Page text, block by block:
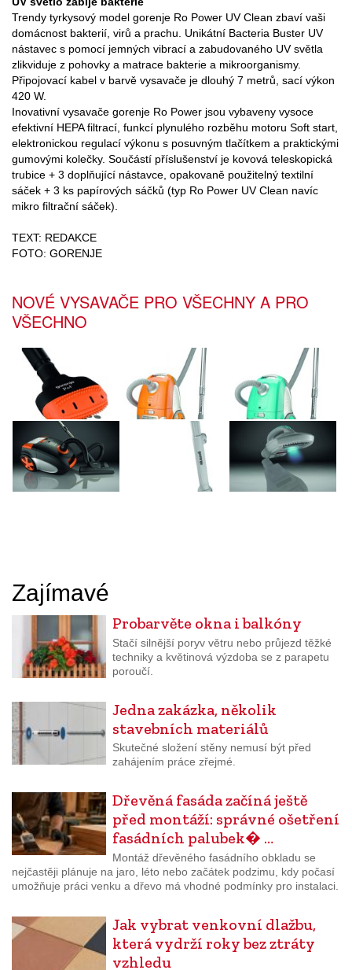
Trendy tyrkysový model gorenje Ro Power UV Clean zbaví vaši
domácnost bakterií, virů a prachu. Unikátní Bacteria Buster UV
nástavec s pomocí jemných vibrací a zabudovaného UV světla
zlikviduje z pohovky a matrace bakterie a mikroorganismy.
Připojovací kabel v barvě vysavače je dlouhý 7 metrů, sací výkon
420 W.
Inovativní vysavače gorenje Ro Power jsou vybaveny vysoce
efektivní HEPA filtrací, funkcí plynulého rozběhu motoru Soft start,
elektronickou regulací výkonu s posuvným tlačítkem a praktickými
gumovými kolečky. Součástí příslušenství je kovová teleskopická
trubice + 3 doplňující nástavce, opakovaně použitelný textilní
sáček + 3 ks papírových sáčků (typ Ro Power UV Clean navíc
mikro filtrační sáček).
TEXT: REDAKCE
FOTO: GORENJE
NOVÉ VYSAVAČE PRO VŠECHNY A PRO
VŠECHNO
Zajímavé
Probarvěte okna i balkóny
Stačí silnější poryv větru nebo průjezd těžké
techniky a květinová výzdoba se z parapetu
poroučí.
Jedna zakázka, několik
stavebních materiálů
Skutečné složení stěny nemusí být před
zahájením práce zřejmé.
Dřevěná fasáda začíná ještě
před montáží: správné ošetření
fasádních palubek� …
Montáž dřevěného fasádního obkladu se
nejčastěji plánuje na jaro, léto nebo začátek podzimu, kdy počasí
umožňuje práci venku a dřevo má vhodné podmínky pro instalaci.
Jak vybrat venkovní dlažbu,
která vydrží roky bez ztráty
vzhledu